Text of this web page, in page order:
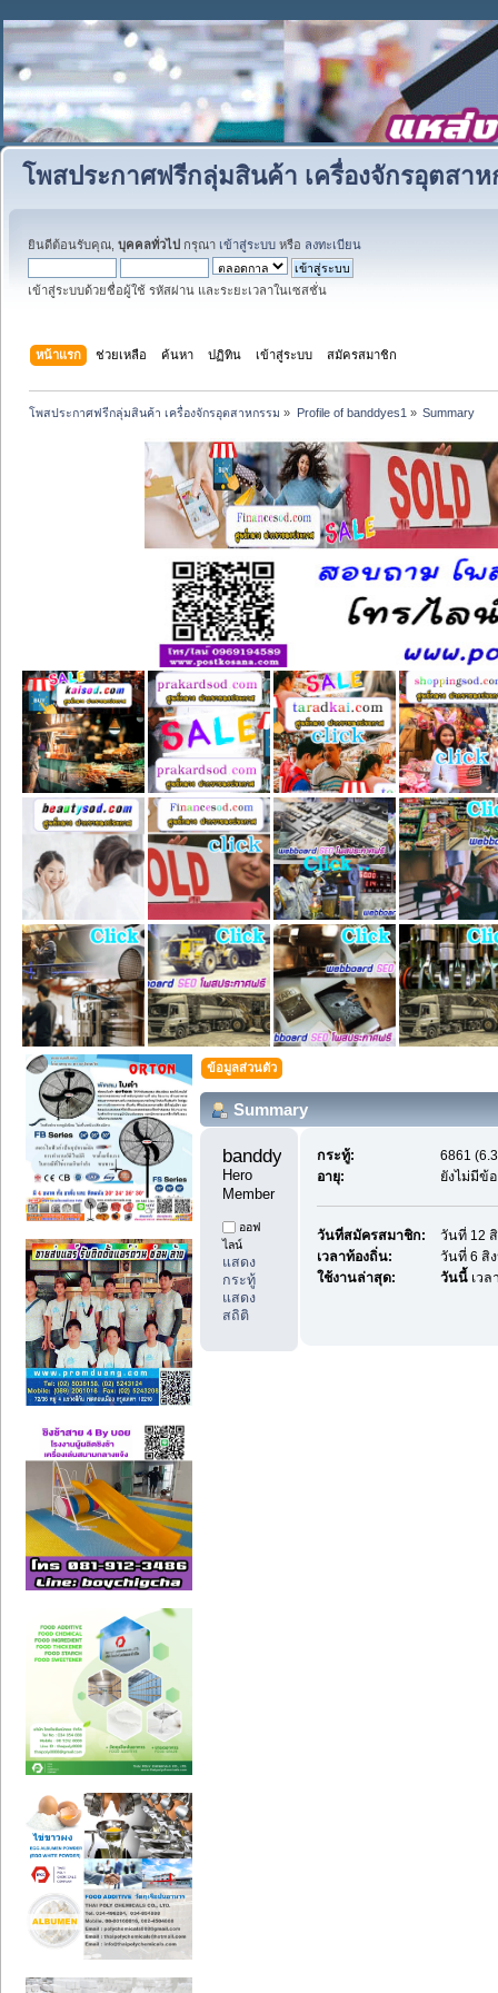
โพสประกาศฟรีกลุ่มสินค้า เครื่องจักรอุตสาห
ยินดีต้อนรับคุณ, บุคคลทั่วไป กรุณา เข้าสู่ระบบ หรือ ลงทะเบียน
เข้าสู่ระบบด้วยชื่อผู้ใช้ รหัสผ่าน และระยะเวลาในเซสชั่น
หน้าแรก ช่วยเหลือ ค้นหา ปฏิทิน เข้าสู่ระบบ สมัครสมาชิก
โพสประกาศฟรีกลุ่มสินค้า เครื่องจักรอุตสาหกรรม » Profile of banddyes1 » Summary
ข้อมูลส่วนตัว
Summary
banddyes1
Hero
Member
ออฟ
ไลน์
แสดง
กระทู้
แสดง
สถิติ
กระทู้:
6861
อายุ:
ยังไม่มีข้
วันที่สมัครสมาชิก:
วันที่ 12
เวลาท้องถิ่น:
วันที่ 6 สิ
ใช้งานล่าสุด:
วันนี้ เวล